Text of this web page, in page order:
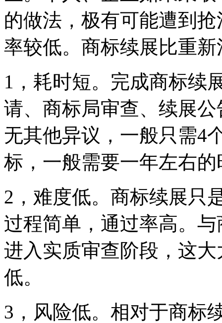
的做法，极有可能遭到
率较低。商标续展比重
1，耗时短。完成商标续
请、商标局审查、续展
无其他异议，一般只需4
标，一般需要一年左右
2，难度低。商标续展只
过程简单，通过率高。
进入实质审查阶段，这
低。
3，风险低。相对于商标